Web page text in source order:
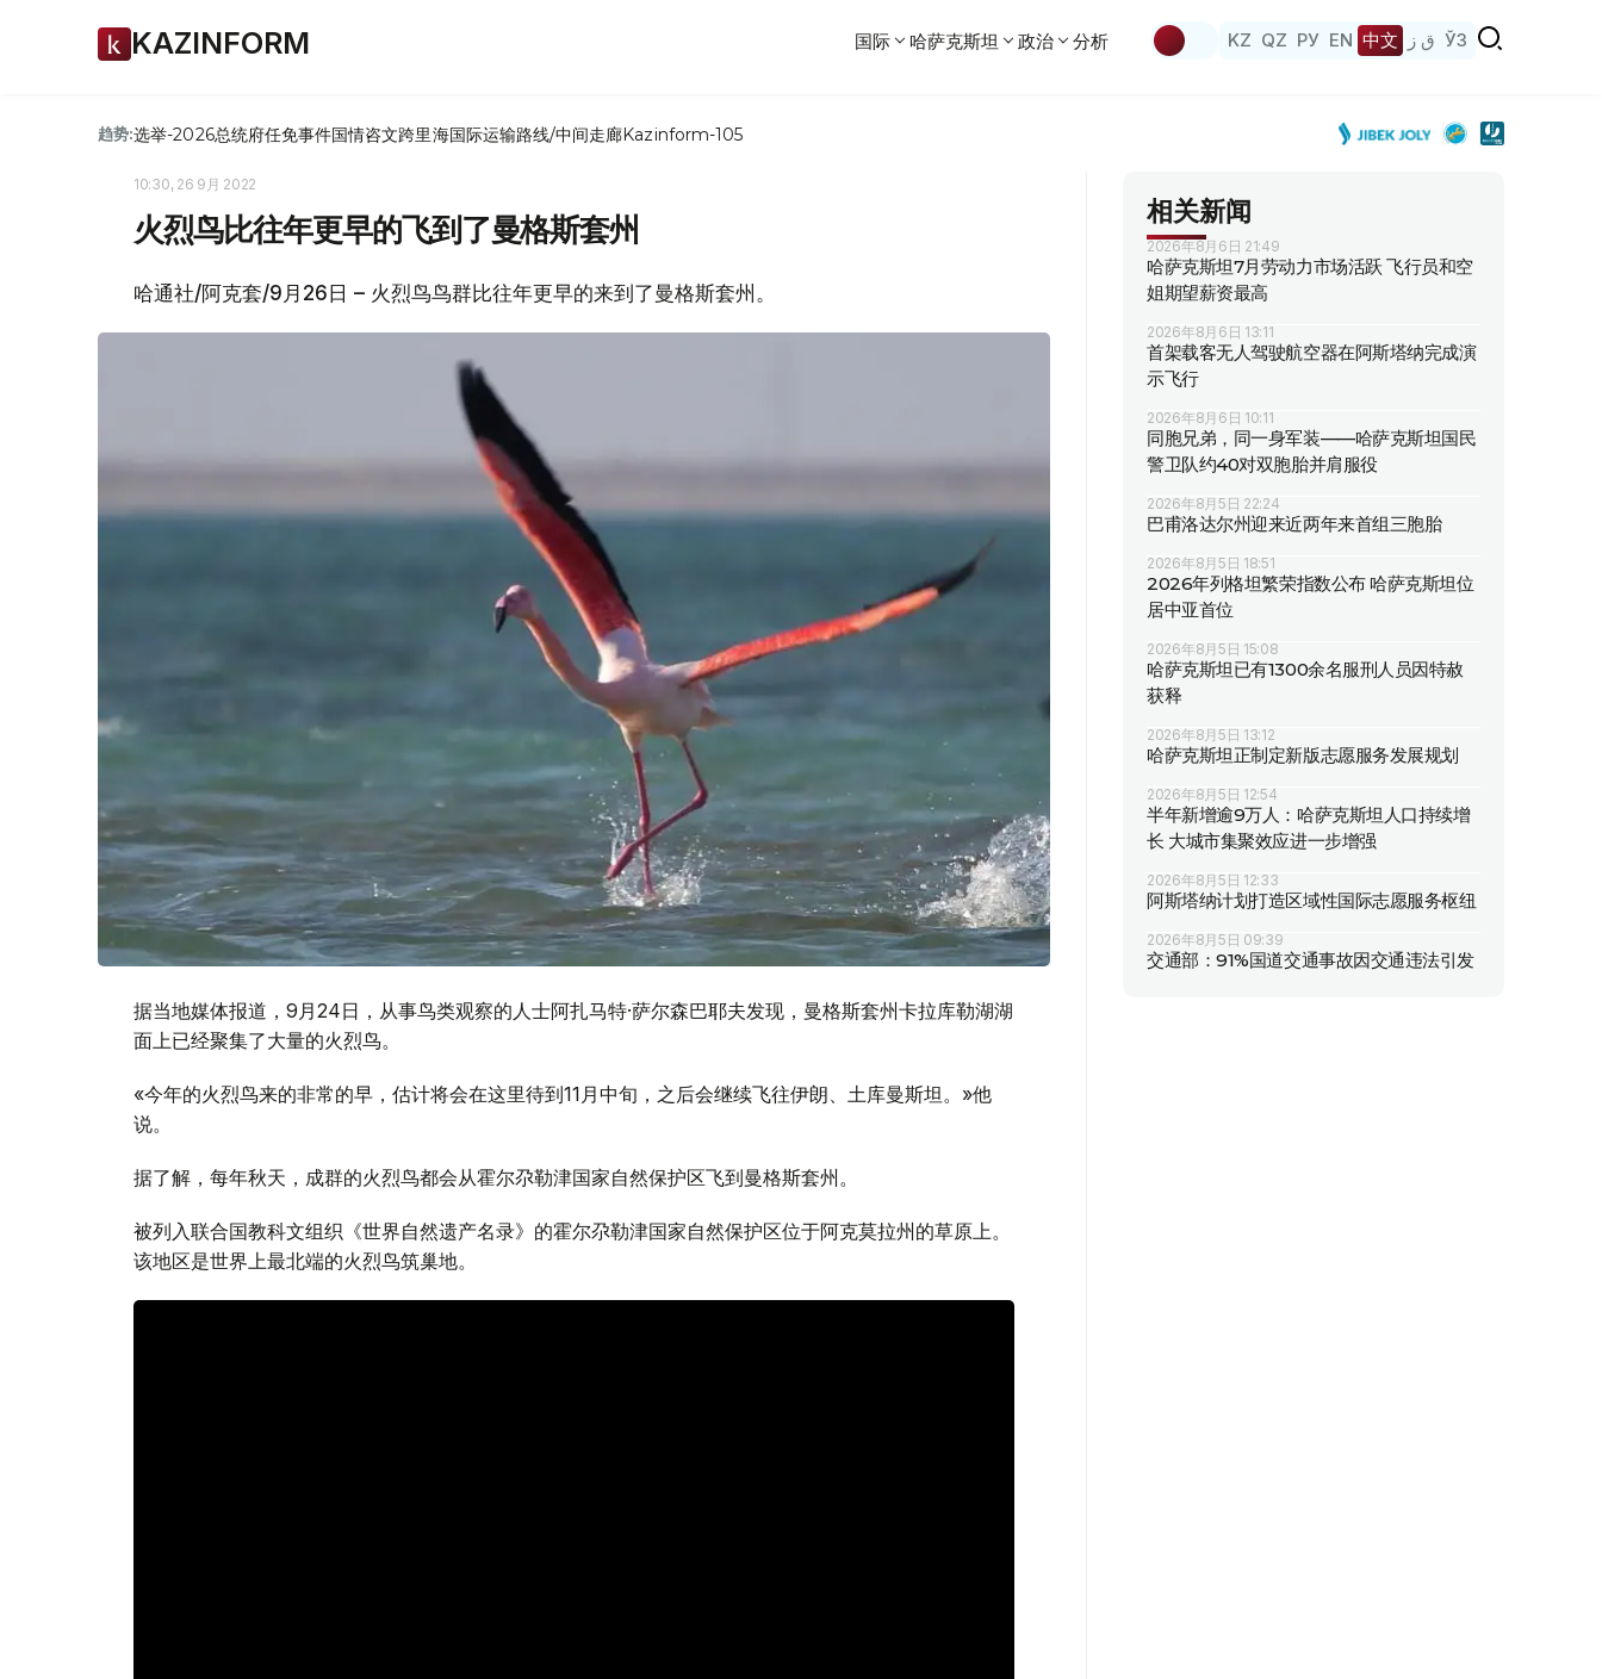
KAZINFORM 国际 哈萨克斯坦 政治 分析 KZ QZ РУ EN 中文 ق ز ЎЗ
趋势:选举-2026总统府任免事件国情咨文跨里海国际运输路线/中间走廊Kazinform-105
10:30, 26 9月 2022
火烈鸟比往年更早的飞到了曼格斯套州
哈通社/阿克套/9月26日 – 火烈鸟鸟群比往年更早的来到了曼格斯套州。
据当地媒体报道，9月24日，从事鸟类观察的人士阿扎马特·萨尔森巴耶夫发现，曼格斯套州卡拉库勒湖湖
面上已经聚集了大量的火烈鸟。
«今年的火烈鸟来的非常的早，估计将会在这里待到11月中旬，之后会继续飞往伊朗、土库曼斯坦。»他
说。
据了解，每年秋天，成群的火烈鸟都会从霍尔尕勒津国家自然保护区飞到曼格斯套州。
被列入联合国教科文组织《世界自然遗产名录》的霍尔尕勒津国家自然保护区位于阿克莫拉州的草原上。
该地区是世界上最北端的火烈鸟筑巢地。
相关新闻
2026年8月6日 21:49
哈萨克斯坦7月劳动力市场活跃 飞行员和空
姐期望薪资最高
2026年8月6日 13:11
首架载客无人驾驶航空器在阿斯塔纳完成演
示飞行
2026年8月6日 10:11
同胞兄弟，同一身军装——哈萨克斯坦国民
警卫队约40对双胞胎并肩服役
2026年8月5日 22:24
巴甫洛达尔州迎来近两年来首组三胞胎
2026年8月5日 18:51
2026年列格坦繁荣指数公布 哈萨克斯坦位
居中亚首位
2026年8月5日 15:08
哈萨克斯坦已有1300余名服刑人员因特赦
获释
2026年8月5日 13:12
哈萨克斯坦正制定新版志愿服务发展规划
2026年8月5日 12:54
半年新增逾9万人：哈萨克斯坦人口持续增
长 大城市集聚效应进一步增强
2026年8月5日 12:33
阿斯塔纳计划打造区域性国际志愿服务枢纽
2026年8月5日 09:39
交通部：91%国道交通事故因交通违法引发